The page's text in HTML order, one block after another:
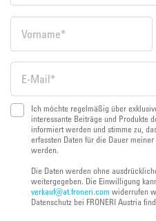
Ich möchte regelmäßig über
interessante Beiträge und Produkte
informiert werden und stimme zu,
erfassten Daten für die Dauer
werden.
Die Daten werden ohne
weitergegeben. Die Einwilligung
verkauf@at.froneri.com widerrufen
Datenschutz bei FRONERI Austria